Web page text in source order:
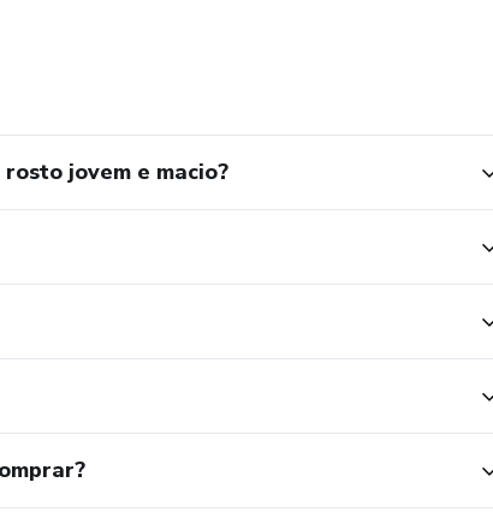
jovem e macio?